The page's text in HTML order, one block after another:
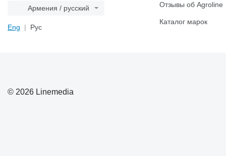
Армения / русский
Eng Рус
Отзывы об Agroline
Каталог марок
© 2026 Linemedia